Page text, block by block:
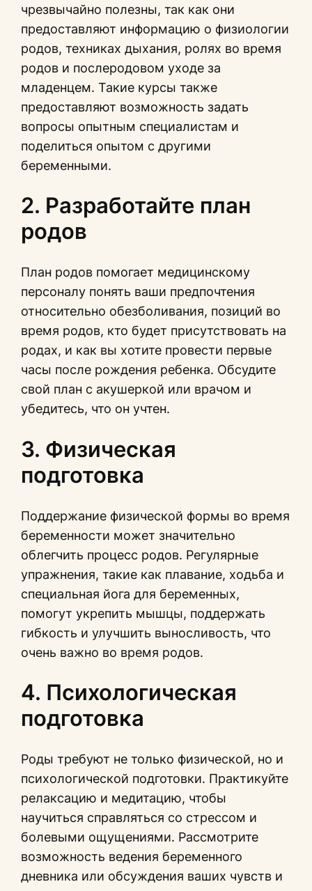
чрезвычайно полезны, так как они
предоставляют информацию о физиологии
родов, техниках дыхания, ролях во время
родов и послеродовом уходе за
младенцем. Такие курсы также
предоставляют возможность задать
вопросы опытным специалистам и
поделиться опытом с другими
беременными.
2. Разработайте план
родов
План родов помогает медицинскому
персоналу понять ваши предпочтения
относительно обезболивания, позиций во
время родов, кто будет присутствовать на
родах, и как вы хотите провести первые
часы после рождения ребенка. Обсудите
свой план с акушеркой или врачом и
убедитесь, что он учтен.
3. Физическая
подготовка
Поддержание физической формы во время
беременности может значительно
облегчить процесс родов. Регулярные
упражнения, такие как плавание, ходьба и
специальная йога для беременных,
помогут укрепить мышцы, поддержать
гибкость и улучшить выносливость, что
очень важно во время родов.
4. Психологическая
подготовка
Роды требуют не только физической, но и
психологической подготовки. Практикуйте
релаксацию и медитацию, чтобы
научиться справляться со стрессом и
болевыми ощущениями. Рассмотрите
возможность ведения беременного
дневника или обсуждения ваших чувств и